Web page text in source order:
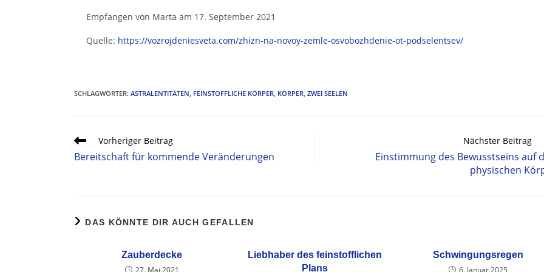
Empfangen von Marta am 17. September 2021
Quelle: https://vozrojdeniesveta.com/zhizn-na-novoy-zemle-osvobozhdenie-ot-podselentsev/
SCHLAGWÖRTER: ASTRALENTITÄTEN, FEINSTOFFLICHE KÖRPER, KÖRPER, ZWEI SEELEN
Vorheriger Beitrag
Bereitschaft für kommende Veränderungen
Nächster Beitrag
Einstimmung des Bewusstseins auf
physischen
DAS KÖNNTE DIR AUCH GEFALLEN
Zauberdecke
27. Mai 2021
Liebhaber des feinstofflichen
Plans
Schwingungsregen
6. Januar 2025